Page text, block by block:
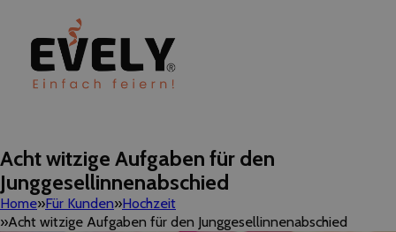
Acht witzige Aufgaben für den
Junggesellinnenabschied
Home Für Kunden Hochzeit
Acht witzige Aufgaben für den Junggesellinnenabschied